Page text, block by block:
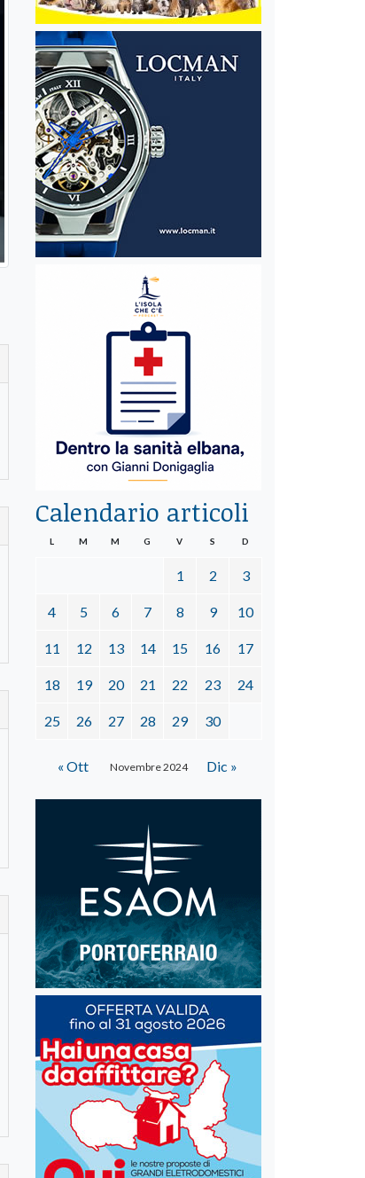
Calendario articoli
Novembre 2024
L M M G V S D
1 2 3
4 5 6 7 8 9 10
11 12 13 14 15 16 17
18 19 20 21 22 23 24
25 26 27 28 29 30
« Ott Dic »